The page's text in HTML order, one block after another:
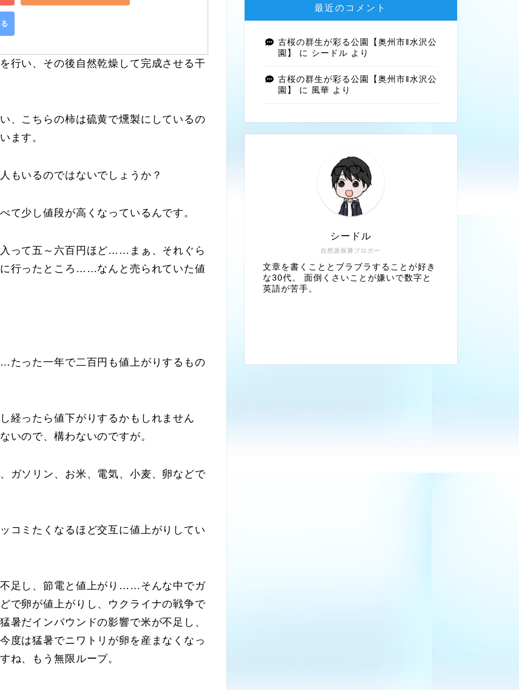
行い、その後自然乾燥して完成させる干
、こちらの柿は硫黄で燻製にしているの
ます。
もいるのではないでしょうか？
少し値段が高くなっているんです。
って五～六百円ほど……まぁ、それぐら
行ったところ……なんと売られていた値
った一年で二百円も値上がりするもの
経ったら値下がりするかもしれません
いので、構わないのですが。
ガソリン、お米、電気、小麦、卵などで
コミたくなるほど交互に値上がりしてい
足し、節電と値上がり……そんな中でガ
で卵が値上がりし、ウクライナの戦争で
だインバウンドの影響で米が不足し、
は猛暑でニワトリが卵を産まなくなっ
、もう無限ループ。
最近のコメント
古桜の群生が彩る公園【奥州市‖水沢公
園】
に シードル より
古桜の群生が彩る公園【奥州市‖水沢公
園】
に 風華 より
自然派探勝ブロガー
シードル
文章を書くこととブラブラすることが好き
な30代。 面倒くさいことが嫌いで数字と
英語が苦手。